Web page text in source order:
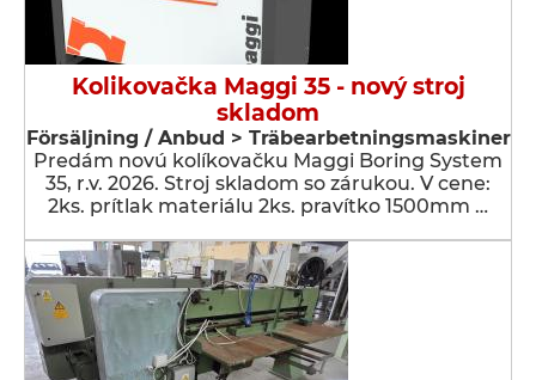
Kolikovačka Maggi 35 - nový stroj
skladom
Försäljning / Anbud > Träbearbetningsmaskiner
Predám novú kolíkovačku Maggi Boring System
35, r.v. 2026. Stroj skladom so zárukou. V cene:
2ks. prítlak materiálu 2ks. pravítko 1500mm …